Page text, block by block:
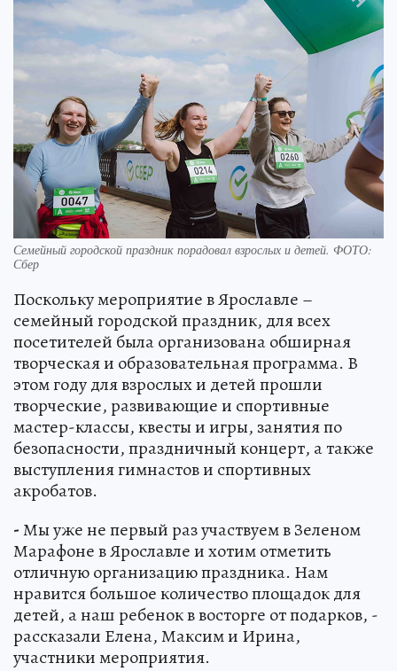
Семейный городской праздник порадовал взрослых и детей. ФОТО:
Сбер
Поскольку мероприятие в Ярославле –
семейный городской праздник, для всех
посетителей была организована обширная
творческая и образовательная программа. В
этом году для взрослых и детей прошли
творческие, развивающие и спортивные
мастер-классы, квесты и игры, занятия по
безопасности, праздничный концерт, а также
выступления гимнастов и спортивных
акробатов.
-Мы уже не первый раз участвуем в Зеленом
Марафоне в Ярославле и хотим отметить
отличную организацию праздника. Нам
нравится большое количество площадок для
детей, а наш ребенок в восторге от подарков, -
рассказали Елена, Максим и Ирина,
участники мероприятия.